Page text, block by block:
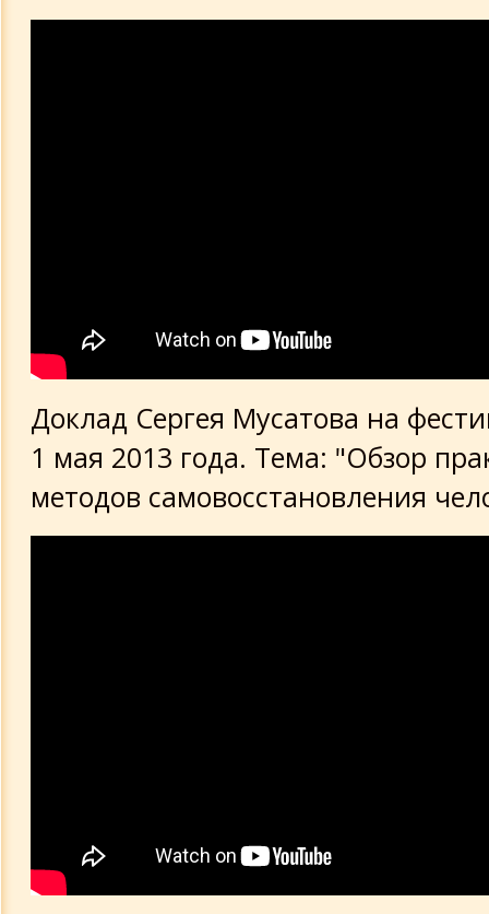
Доклад Сергея Мусатова на
1 мая 2013 года. Тема: "Обзор
методов самовосстановления